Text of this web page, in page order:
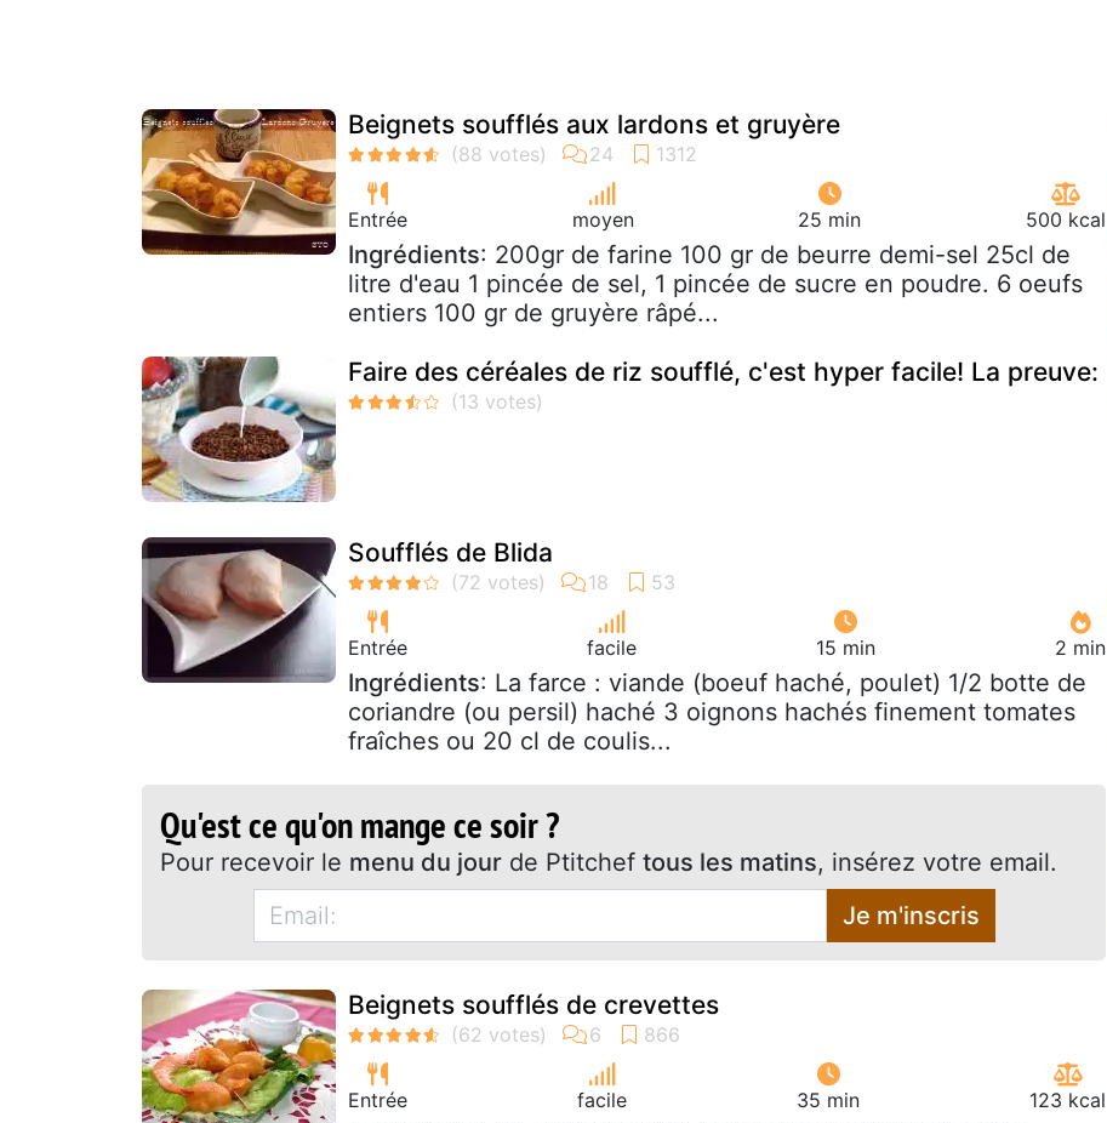
Beignets soufflés aux lardons et gruyère
Entrée moyen 25 min 500 kcal
Ingrédients: 200gr de farine 100 gr de beurre demi-sel 25cl de
litre d'eau 1 pincée de sel, 1 pincée de sucre en poudre. 6 oeufs
entiers 100 gr de gruyère râpé...
Faire des céréales de riz soufflé, c'est hyper facile! La preuve:
Soufflés de Blida
Entrée facile 15 min 2 min
Ingrédients: La farce : viande (boeuf haché, poulet) 1/2 botte de
coriandre (ou persil) haché 3 oignons hachés finement tomates
fraîches ou 20 cl de coulis...
Qu'est ce qu'on mange ce soir ?
Pour recevoir le menu du jour de Ptitchef tous les matins, insérez votre email.
Je m'inscris
Beignets soufflés de crevettes
Entrée facile 35 min 123 kcal